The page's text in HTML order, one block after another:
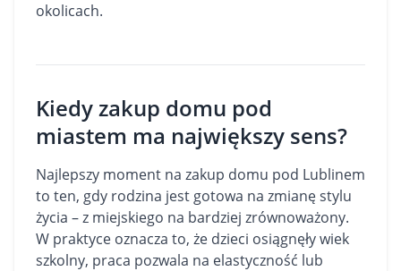
okolicach.
Kiedy zakup domu pod
miastem ma największy sens?
Najlepszy moment na zakup domu pod Lublinem
to ten, gdy rodzina jest gotowa na zmianę stylu
życia – z miejskiego na bardziej zrównoważony.
W praktyce oznacza to, że dzieci osiągnęły wiek
szkolny, praca pozwala na elastyczność lub